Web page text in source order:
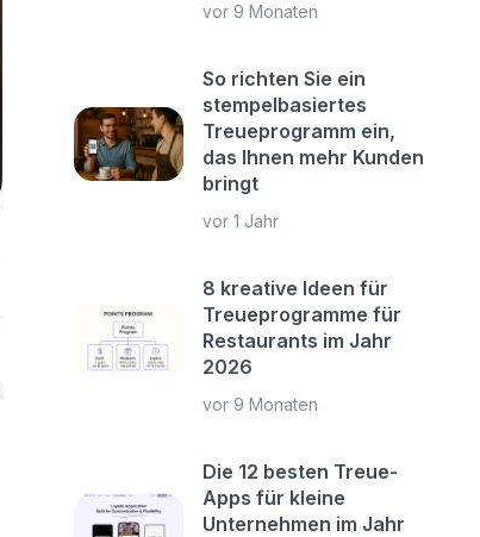
vor 9 Monaten
So richten Sie ein
stempelbasiertes
Treueprogramm ein,
das Ihnen mehr Kunden
bringt
vor 1 Jahr
8 kreative Ideen für
Treueprogramme für
Restaurants im Jahr
2026
vor 9 Monaten
Die 12 besten Treue-
Apps für kleine
Unternehmen im Jahr